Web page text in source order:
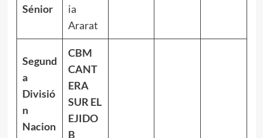
Sénior
ia
Ararat
Segund
a
Divisió
n
Nacion
CBM
CANT
ERA
SUR EL
EJIDO
B